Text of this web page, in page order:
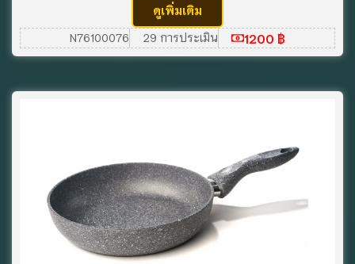
ดูเพิ่มเติม
N76100076 29 การประเมิน 1200 ฿